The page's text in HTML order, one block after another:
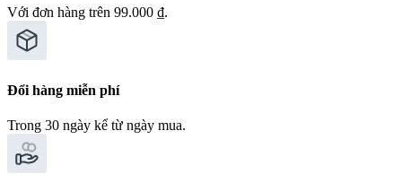
Với đơn hàng trên 99.000 ₫.
Đổi hàng miễn phí
Trong 30 ngày kể từ ngày mua.